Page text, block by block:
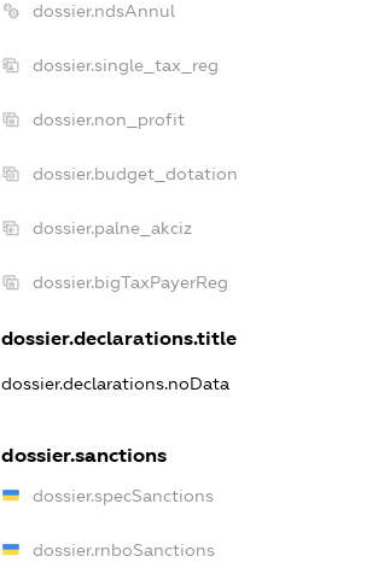
dossier.ndsAnnul
dossier.single_tax_reg
dossier.non_profit
dossier.budget_dotation
dossier.palne_akciz
dossier.bigTaxPayerReg
dossier.declarations.title
dossier.declarations.noData
dossier.sanctions
dossier.specSanctions
dossier.rnboSanctions